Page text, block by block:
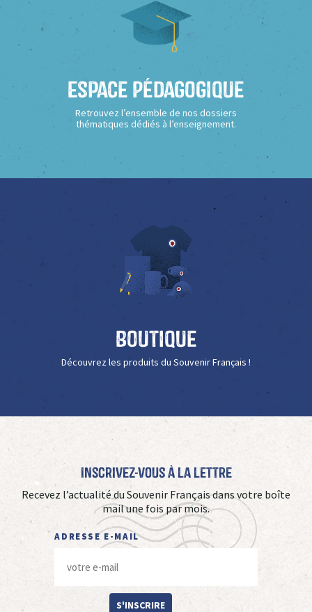
Espace Pédagogique
Retrouvez l’ensemble de nos dossiers
thématiques dédiés à l’enseignement.
Boutique
Découvrez les produits du Souvenir Français !
Inscrivez-vous à La Lettre
Recevez l’actualité du Souvenir Français dans votre boîte
mail une fois par mois.
ADRESSE E-MAIL
S'INSCRIRE